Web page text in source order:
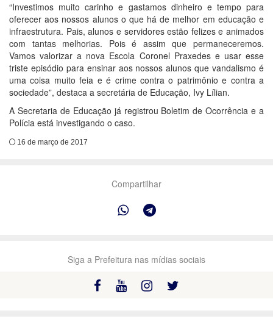
“Investimos muito carinho e gastamos dinheiro e tempo para
oferecer aos nossos alunos o que há de melhor em educação e
infraestrutura. Pais, alunos e servidores estão felizes e animados
com tantas melhorias. Pois é assim que permaneceremos.
Vamos valorizar a nova Escola Coronel Praxedes e usar esse
triste episódio para ensinar aos nossos alunos que vandalismo é
uma coisa muito feia e é crime contra o patrimônio e contra a
sociedade”, destaca a secretária de Educação, Ivy Lílian.
A Secretaria de Educação já registrou Boletim de Ocorrência e a
Polícia está investigando o caso.
16 de março de 2017
Compartilhar
Siga a Prefeitura nas mídias sociais